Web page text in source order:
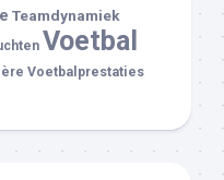
Teamdynamiek
Voetbal
Voetbalprestaties